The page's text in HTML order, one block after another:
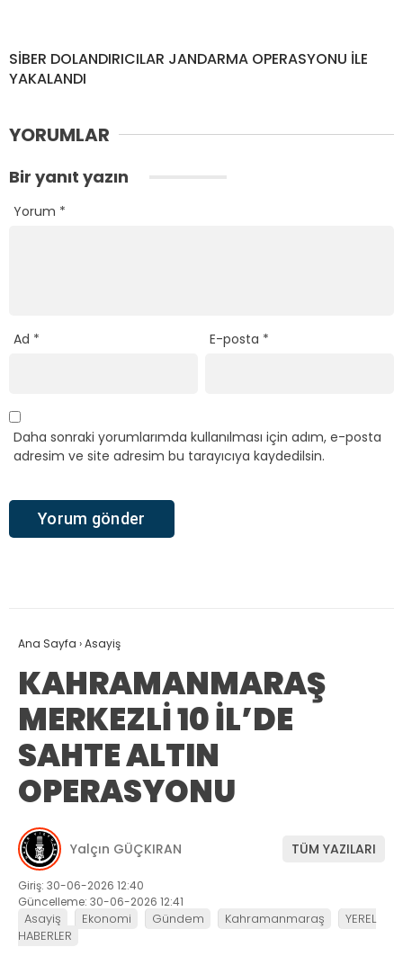
SİBER DOLANDIRICILAR JANDARMA OPERASYONU İLE
YAKALANDI
YORUMLAR
Bir yanıt yazın
Yorum *
Ad * E-posta *
Daha sonraki yorumlarımda kullanılması için adım, e-posta
adresim ve site adresim bu tarayıcıya kaydedilsin.
Ana Sayfa ›Asayiş
KAHRAMANMARAŞ
MERKEZLİ 10 İL’DE
SAHTE ALTIN
OPERASYONU
Yalçın GÜÇKIRAN TÜM YAZILARI
Giriş: 30-06-2026 12:40
Güncelleme: 30-06-2026 12:41
Asayiş Ekonomi Gündem Kahramanmaraş
YEREL
HABERLER